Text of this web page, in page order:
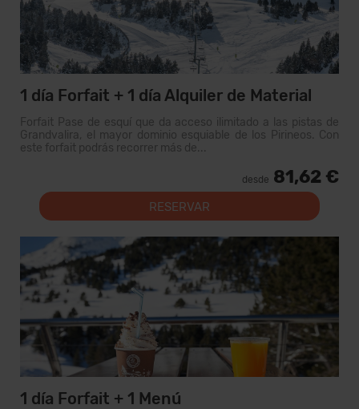
1 día Forfait + 1 día Alquiler de Material
Forfait Pase de esquí que da acceso ilimitado a las pistas de
Grandvalira, el mayor dominio esquiable de los Pirineos. Con
este forfait podrás recorrer más de...
desde 81,62 €
RESERVAR
1 día Forfait + 1 Menú